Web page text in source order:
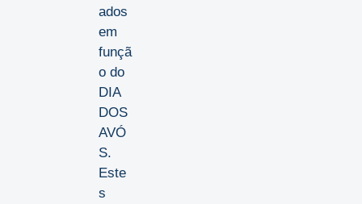
ados
em
funçã
o do
DIA
DOS
AVÓ
S.
Este
s